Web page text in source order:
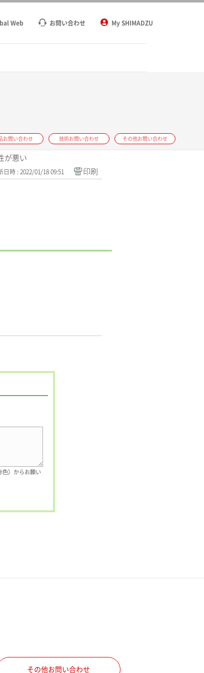
Web お問い合わせ My SHIMADZU
お問い合わせ 技術お問い合わせ その他お問い合わせ
が悪い
日時 : 2022/01/18 09:51 印刷
色）からお願い
その他お問い合わせ